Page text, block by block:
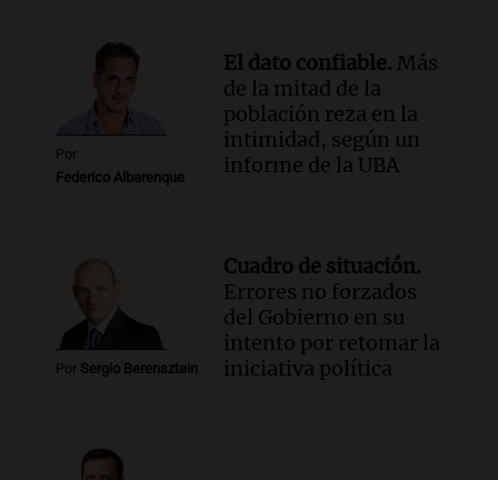
Por
Federico Albarenque
El dato confiable. Más
de la mitad de la
población reza en la
intimidad, según un
informe de la UBA
Por Sergio Berensztein
Cuadro de situación.
Errores no forzados
del Gobierno en su
intento por retomar la
iniciativa política